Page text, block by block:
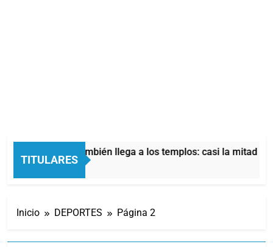
TITULARES
también llega a los templos: casi la mitad de
Inicio DEPORTES Página 2